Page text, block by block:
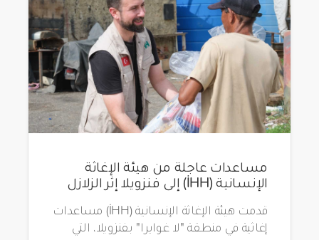
مساعدات عاجلة من هيئة الإغاثة
الإنسانية (İHH) إلى فنزويلا إثر الزلازل
قدمت هيئة الإغاثة الإنسانية (İHH) مساعدات
إغاثية في منطقة "لا غوايرا" بفنزويلا، التي